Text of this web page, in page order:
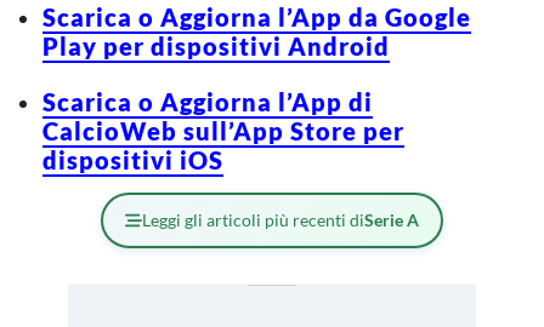
Scarica o Aggiorna l’App da Google
Play per dispositivi Android
Scarica o Aggiorna l’App di
CalcioWeb sull’App Store per
dispositivi iOS
Leggi gli articoli più recenti diSerie A